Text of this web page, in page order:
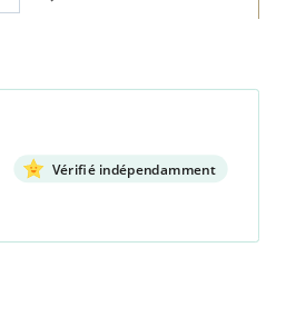
Vérifié indépendamment